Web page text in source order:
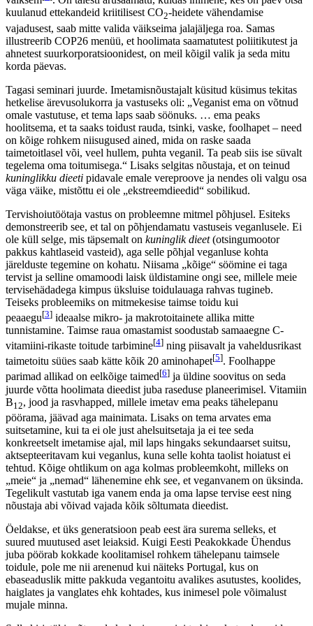
Oleme praeguseks jõudnud punkti, kus võime arutleda statistikas ja
uuringutes toodud protsentide üle, aga üldpildis jäävad need kolm
veganluse alustala printsiipideks, millest peaks lähtuma ka riik kui
meie jätkusuutliku eksistentsi haldaja ja seda nii keskkondlikust,
rahvatervise kui ühiskondliku eetika vaatenurgast. Lisaks kasvab
vastutuse ja otsuse oma tarbijakäitumist muuta.
COP26 kliimakonverentsil, mis muidu ümara jutu ajamise pärast
palju kriitikat sai, kerkis omamoodi irooniliselt esile isiklike valikute
probleem. Osalistele serveeriti menüü, kus oli kolm toitu, kõigil
juures nende genereeritav CO2 kogus. Suurim jalajälg oli liharoal ja
väikseim täistaimsel toidul, mille jalajälg oli liharoast 5.7 korda
väiksem[2]. On täiesti arusaamatu, kuidas inimene, kes on päev otsa
kuulanud ettekandeid kriitilisest CO -heidete vähendamise
vajadusest, saab mitte valida väikseima jalajäljega roa. Samas
illustreerib COP26 menüü, et hoolimata saamatutest poliitikutest ja
ahnetest suurkorporatsioonidest, on meil kõigil valik ja seda mitu
korda päevas.
Tagasi seminari juurde. Imetamisnõustajalt küsitud küsimus tekitas
hetkelise ärevusolukorra ja vastuseks oli: „Veganist ema on võtnud
omale vastutuse, et tema laps saab söönuks. … ema peaks
hoolitsema, et ta saaks toidust rauda, tsinki, vaske, foolhapet – need
on kõige rohkem niisugused ained, mida on raske saada
taimetoitlasel või, veel hullem, puhta veganil. Ta peab siis ise süvalt
tegelema oma toitumisega.“ Lisaks selgitas nõustaja, et on teinud
kuninglikku dieetipidavale emale vereproove ja nendes oli valgu osa
väga väike, mistõttu ei ole „ekstreemdieedid“ sobilikud.
Tervishoiutöötaja vastus on probleemne mitmel põhjusel. Esiteks
demonstreerib see, et tal on põhjendamatu vastuseis veganlusele. Ei
ole küll selge, mis täpsemalt onkuninglik dieet(otsingumootor
pakkus kahtlaseid vasteid), aga selle põhjal veganluse kohta
järelduste tegemine on kohatu. Niisama „kõige“ söömine ei taga
tervist ja selline omamoodi laisk üldistamine ongi see, millele meie
tervisehädadega kimpus üksluise toidulauaga rahvas tugineb.
Teiseks probleemiks on mitmekesise taimse toidu kui
peaaegu[3] ideaalse mikro- ja makrotoitainete allika mitte
tunnistamine. Taimse raua omastamist soodustab samaaegne C-
vitamiini-rikaste toitude tarbimine[4 ning piisavalt ja vaheldusrikast
taimetoitu süües saab kätte kõik 20 aminohapet[5]. Foolhappe
parimad allikad on eelkõige taimed[6]ja üldine soovitus on seda
juurde võtta hoolimata dieedist juba raseduse planeerimisel. Vitamiin
B12, jood ja rasvhapped, millele imetav ema peaks tähelepanu
pöörama, jäävad aga mainimata. Lisaks on tema arvates ema